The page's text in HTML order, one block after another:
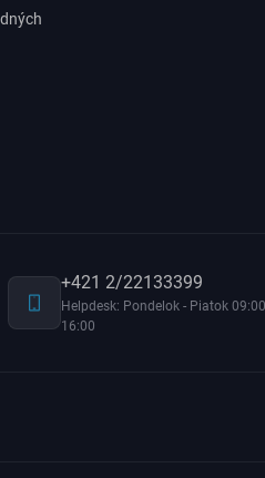
+421 2/22133399
Helpdesk: Pondelok - Piatok
16:00